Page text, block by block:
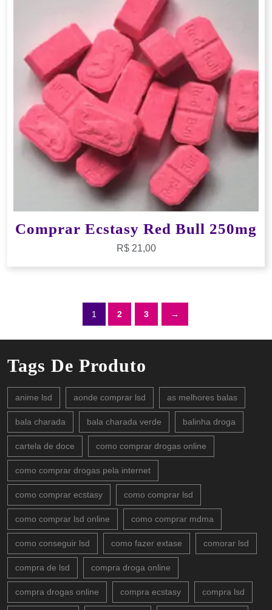
Comprar Ecstasy Red Bull 250mg
R$21,00
1 2 3 →
Tags De Produto
anime lsd aonde comprar lsd as melhores balas
bala charada bala charada verde balinha droga
cartela de doce como comprar drogas online
como comprar drogas pela internet
como comprar ecstasy como comprar lsd
como comprar lsd online como comprar mdma
como conseguir lsd como fazer extase comorar lsd
compra de lsd compra droga online
compra drogas online compra ecstasy compra lsd